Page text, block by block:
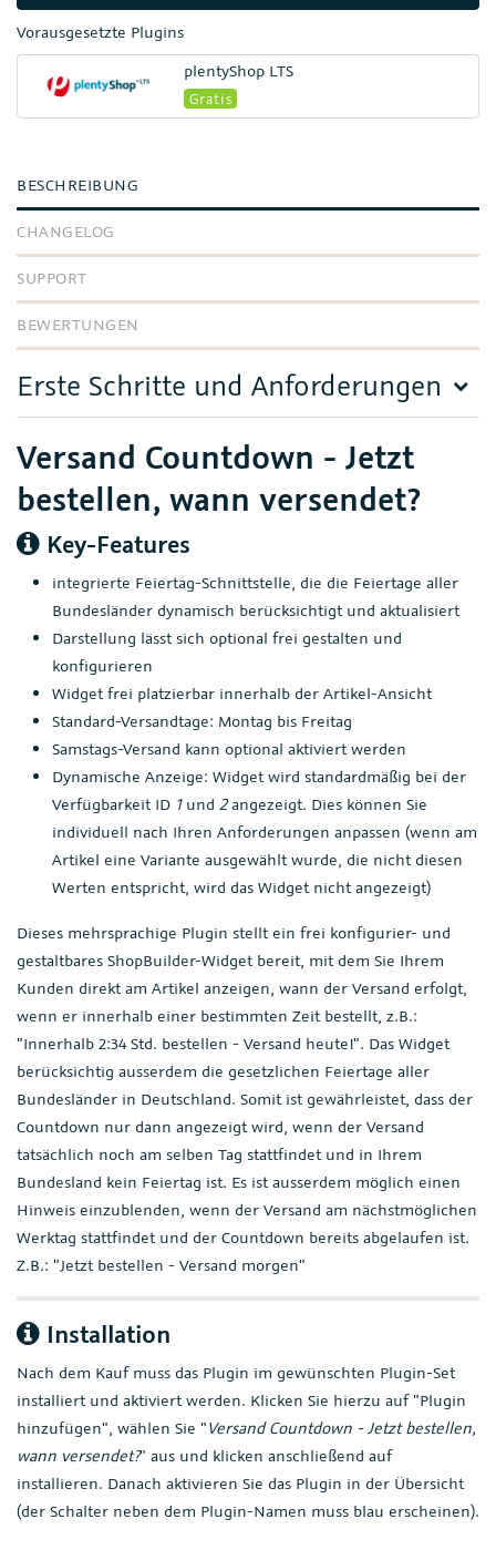
Vorausgesetzte Plugins
plentyShop LTS
Gratis
BESCHREIBUNG
CHANGELOG
SUPPORT
BEWERTUNGEN
Erste Schritte und Anforderungen
Versand Countdown - Jetzt
bestellen, wann versendet?
Key-Features
integrierte Feiertag-Schnittstelle, die die Feiertage aller
Bundesländer dynamisch berücksichtigt und aktualisiert
Darstellung lässt sich optional frei gestalten und
konfigurieren
Widget frei platzierbar innerhalb der Artikel-Ansicht
Standard-Versandtage: Montag bis Freitag
Samstags-Versand kann optional aktiviert werden
Dynamische Anzeige: Widget wird standardmäßig bei der
Verfügbarkeit ID 1und 2angezeigt. Dies können Sie
individuell nach Ihren Anforderungen anpassen (wenn am
Artikel eine Variante ausgewählt wurde, die nicht diesen
Werten entspricht, wird das Widget nicht angezeigt)
Dieses mehrsprachige Plugin stellt ein frei konfigurier- und
gestaltbares ShopBuilder-Widget bereit, mit dem Sie Ihrem
Kunden direkt am Artikel anzeigen, wann der Versand erfolgt,
wenn er innerhalb einer bestimmten Zeit bestellt, z.B.:
"Innerhalb 2:34 Std. bestellen - Versand heute!". Das Widget
berücksichtig ausserdem die gesetzlichen Feiertage aller
Bundesländer in Deutschland. Somit ist gewährleistet, dass der
Countdown nur dann angezeigt wird, wenn der Versand
tatsächlich noch am selben Tag stattfindet und in Ihrem
Bundesland kein Feiertag ist. Es ist ausserdem möglich einen
Hinweis einzublenden, wenn der Versand am nächstmöglichen
Werktag stattfindet und der Countdown bereits abgelaufen ist.
Z.B.: "Jetzt bestellen - Versand morgen"
Installation
Nach dem Kauf muss das Plugin im gewünschten Plugin-Set
installiert und aktiviert werden. Klicken Sie hierzu auf "Plugin
hinzufügen", wählen Sie "Versand Countdown - Jetzt bestellen,
wann versendet?" aus und klicken anschließend auf
installieren. Danach aktivieren Sie das Plugin in der Übersicht
(der Schalter neben dem Plugin-Namen muss blau erscheinen).